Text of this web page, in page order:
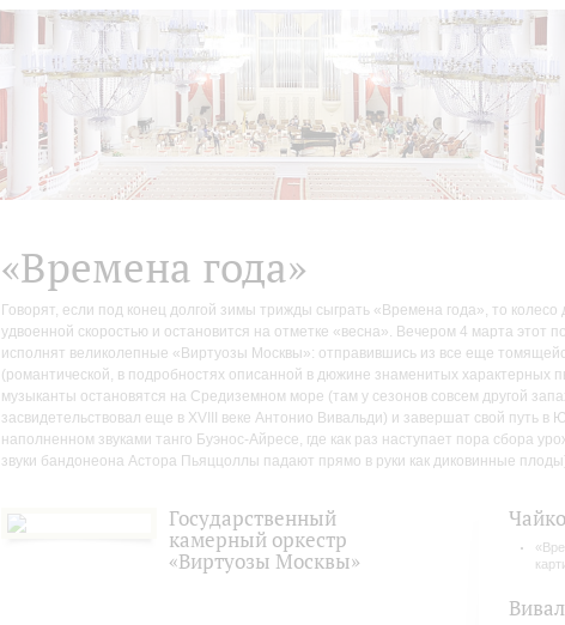
«Времена года»
Говорят, если под конец долгой зимы трижды сыграть «Времена года», то колесо
удвоенной скоростью и остановится на отметке «весна». Вечером 4 марта этот
исполнят великолепные «Виртуозы Москвы»: отправившись из все еще
(романтической, в подробностях описанной в дюжине знаменитых характерных
музыканты остановятся на Средиземном море (там у сезонов совсем другой
засвидетельствовал еще в XVIII веке Антонио Вивальди) и завершат свой путь
наполненном звуками танго Буэнос-Айресе, где как раз наступает пора сбора
звуки бандонеона Астора Пьяццоллы падают прямо в руки как диковинные
Государственный
камерный оркестр
«Виртуозы Москвы»